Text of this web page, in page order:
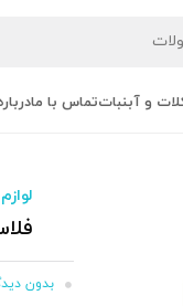
و آبنباتتماس با ما
بدون